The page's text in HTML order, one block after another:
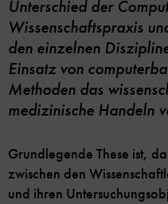
Unterschied der
Wissenschaftspraxis
den einzelnen
Einsatz von
Methoden das
medizinische Handeln
Grundlegende These ist,
zwischen den
und ihren